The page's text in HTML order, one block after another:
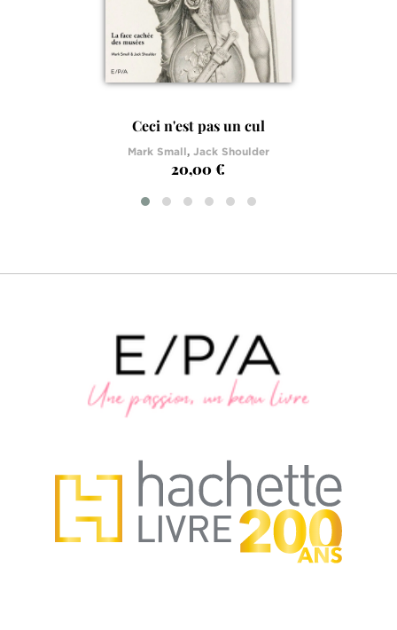
Ceci n'est pas un cul
Mark Small , Jack Shoulder
20,00 €